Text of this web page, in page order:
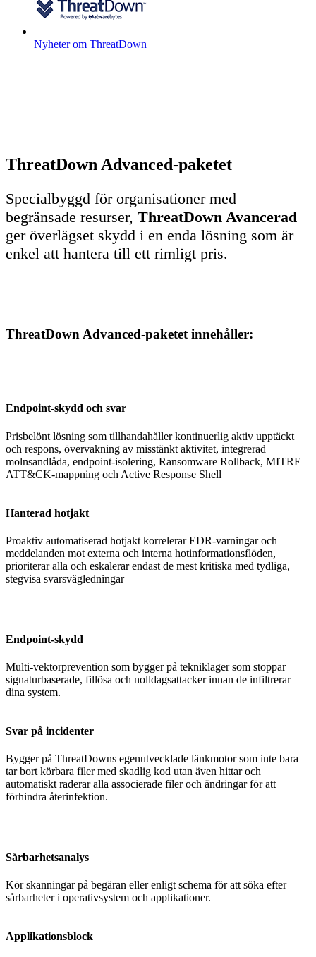
Nyheter om ThreatDown
ThreatDown Advanced-paketet
Specialbyggd för organisationer med
begränsade resurser, ThreatDown Avancerad
ger överlägset skydd i en enda lösning som är
enkel att hantera till ett rimligt pris.
ThreatDown Advanced-paketet innehåller:
Endpoint-skydd och svar
Prisbelönt lösning som tillhandahåller kontinuerlig aktiv upptäckt
och respons, övervakning av misstänkt aktivitet, integrerad
molnsandlåda, endpoint-isolering, Ransomware Rollback, MITRE
ATT&CK-mappning och Active Response Shell
Hanterad hotjakt
Proaktiv automatiserad hotjakt korrelerar EDR-varningar och
meddelanden mot externa och interna hotinformationsflöden,
prioriterar alla och eskalerar endast de mest kritiska med tydliga,
stegvisa svarsvägledningar
Endpoint-skydd
Multi-vektorprevention som bygger på tekniklager som stoppar
signaturbaserade, fillösa och nolldagsattacker innan de infiltrerar
dina system.
Svar på incidenter
Bygger på ThreatDowns egenutvecklade länkmotor som inte bara
tar bort körbara filer med skadlig kod utan även hittar och
automatiskt raderar alla associerade filer och ändringar för att
förhindra återinfektion.
Sårbarhetsanalys
Kör skanningar på begäran eller enligt schema för att söka efter
sårbarheter i operativsystem och applikationer.
Applikationsblock